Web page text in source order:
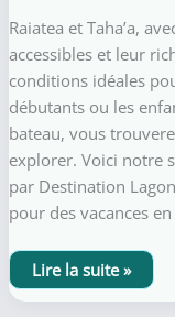
Raiatea et Taha’a,
accessibles et leur
conditions idéales
débutants ou les
bateau, vous
explorer. Voici notre
par Destination
pour des vacances
Où
faire
du
Lire la suite »